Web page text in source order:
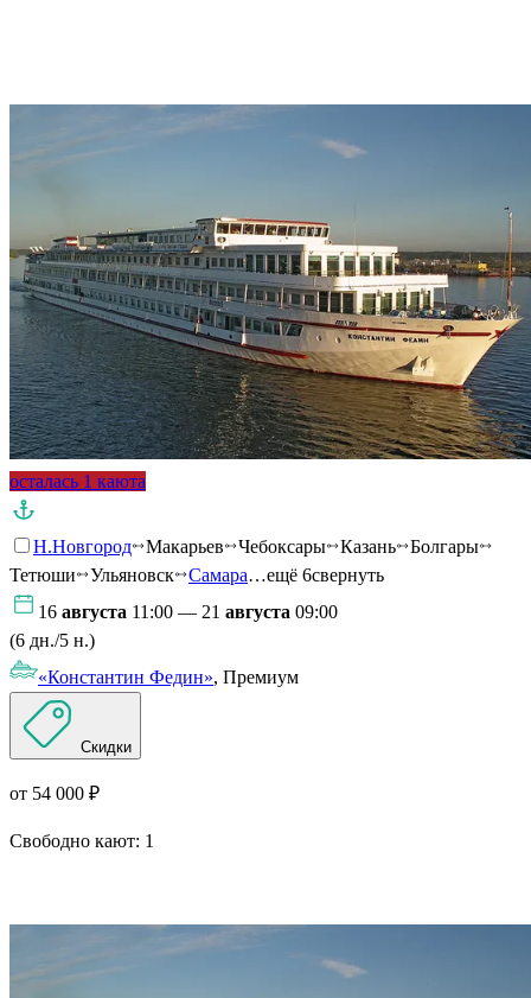
осталась 1 каюта
Н.Новгород Макарьев Чебоксары Казань
Болгары
Тетюши
Ульяновск Самара…ещё 6свернуть
16 августа 11:00 — 21 августа 09:00
(6 дн./5 н.)
«Константин Федин», Премиум
Скидки
от 54 000 ₽
Свободно кают: 1